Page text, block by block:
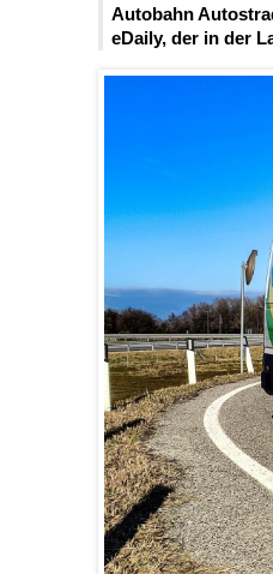
Autobahn
eDaily, der in der